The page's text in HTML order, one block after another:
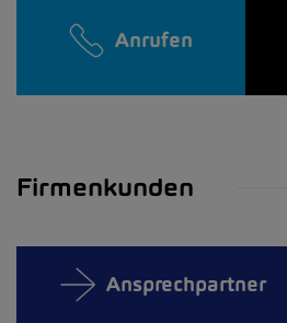
Anrufen
Firmenkunden
Ansprechpartner